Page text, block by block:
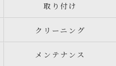
取り付け
クリーニング
メンテナンス